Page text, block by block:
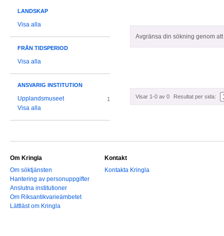
Avgränsa din sökning genom
Visar 1-0 av 0 Resultat per sida:
LANDSKAP
Visa alla
FRÅN TIDSPERIOD
Visa alla
ANSVARIG INSTITUTION
Upplandsmuseet 1
Visa alla
Om Kringla
Om söktjänsten
Hantering av personuppgifter
Anslutna institutioner
Om Riksantikvarieämbetet
Lättläst om Kringla
Kontakt
Kontakta Kringla